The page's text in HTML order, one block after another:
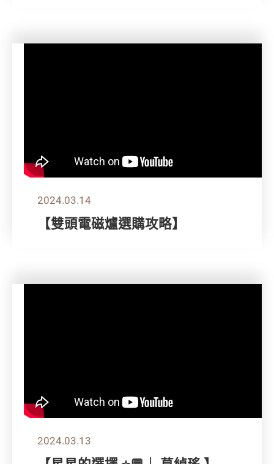
2024.03.14
【雙頭電磁爐選購攻略】
2024.03.13